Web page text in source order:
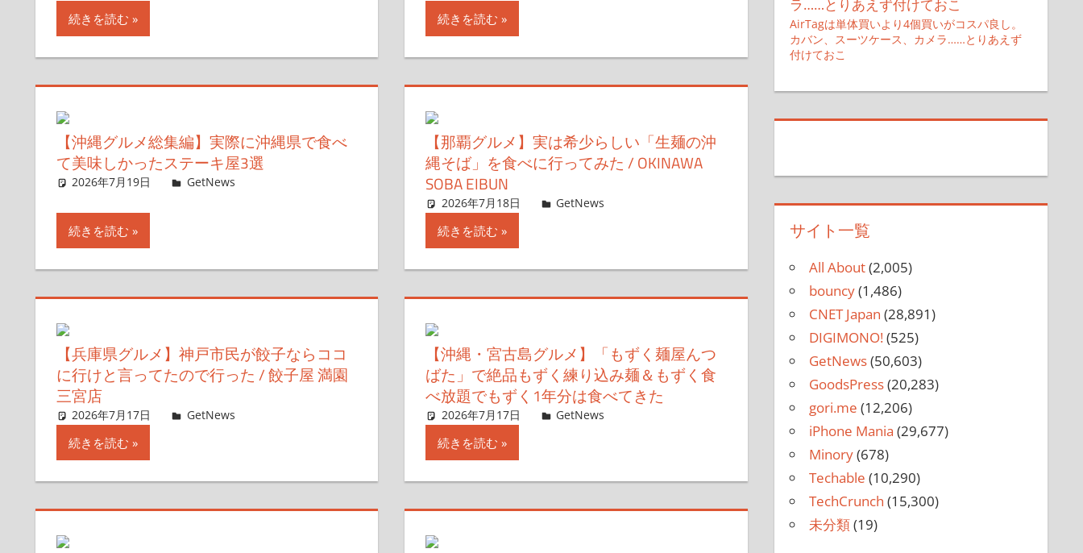
続きを読む 続きを読む
【沖縄グルメ総集編】実際に沖縄県で食べ
て美味しかったステーキ屋3選
2026年7月19日 ガジェ通ウェブライター
GetNews
続きを読む
【那覇グルメ】実は希少らしい「生麺の沖
縄そば」を食べに行ってみた / OKINAWA
SOBA EIBUN
2026年7月18日 ガジェ通ウェブライター
GetNews
続きを読む
【兵庫県グルメ】神戸市民が餃子ならココ
に行けと言ってたので行った / 餃子屋 満園
三宮店
2026年7月17日 ガジェ通ウェブライター
GetNews
続きを読む
【沖縄・宮古島グルメ】「もずく麺屋んつ
ばた」で絶品もずく練り込み麺＆もずく食
べ放題でもずく1年分は食べてきた
2026年7月17日 ガジェ通ウェブライター
GetNews
続きを読む
AirTagは単体買いより4個買いがコスパ良し。
カバン、スーツケース、カメラ……とりあえず
付けておこ
サイト一覧
All About(2,005)
bouncy(1,486)
CNET Japan (28,891)
DIGIMONO!(525)
GetNews(50,603)
GoodsPress(20,283)
gori.me (12,206)
iPhone Mania (29,677)
Minory(678)
Techable (10,290)
TechCrunch (15,300)
未分類(19)